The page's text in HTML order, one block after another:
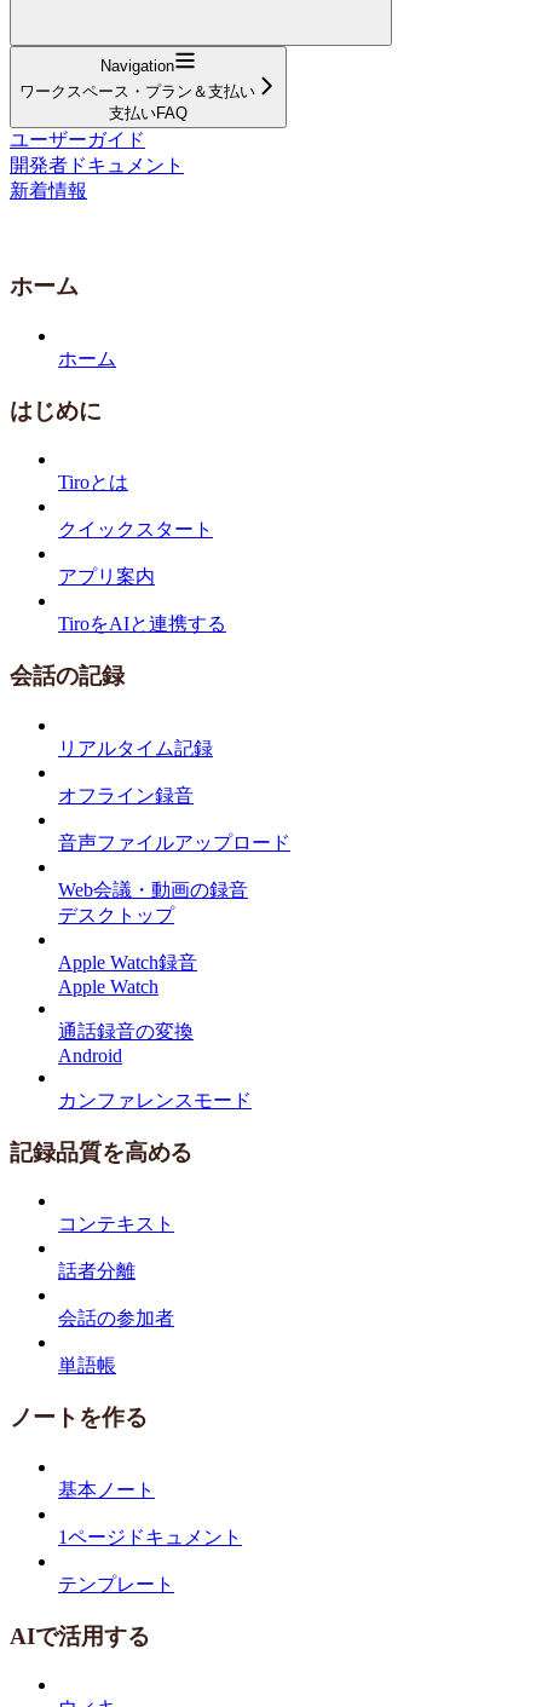
Navigation
ワークスペース・プラン＆支払い
支払いFAQ
ユーザーガイド
開発者ドキュメント
新着情報
ホーム
ホーム
はじめに
Tiroとは
クイックスタート
アプリ案内
TiroをAIと連携する
会話の記録
リアルタイム記録
オフライン録音
音声ファイルアップロード
Web会議・動画の録音
デスクトップ
Apple Watch録音
Apple Watch
通話録音の変換
Android
カンファレンスモード
記録品質を高める
コンテキスト
話者分離
会話の参加者
単語帳
ノートを作る
基本ノート
1ページドキュメント
テンプレート
AIで活用する